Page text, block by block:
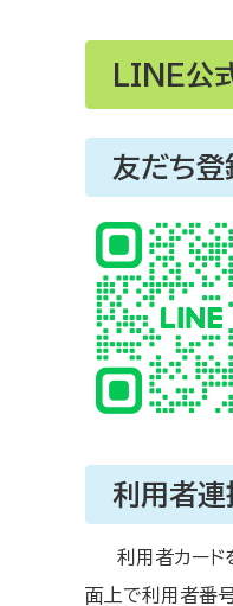
LINE公
友だち登
利用者連
利用者カード
面上で利用者番